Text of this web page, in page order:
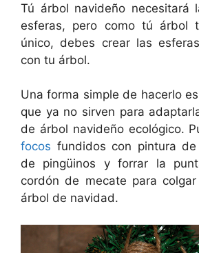
Tú árbol navideño necesitará
esferas, pero como tú árbol
único, debes crear las
con tu árbol.
Una forma simple de hacerlo
que ya no sirven para
de árbol navideño ecológico.
focos fundidos con pintura
de pingüinos y forrar la
cordón de mecate para
árbol de navidad.